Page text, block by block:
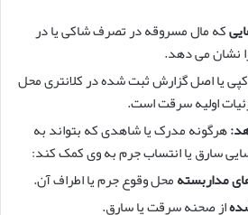
که مال مسروقه در تصرف شاکی یا در
نشان می دهد.
کپی یا اصل گزارش ثبت شده در کلانتری محل
اولیه سرقت است.
هرگونه مدرک یا شاهدی که بتواند به
سارق یا انتساب جرم به وی کمک کند:
مداربستهمحل وقوع جرم یا اطراف آن.
از صحنه سرقت یا سارق.